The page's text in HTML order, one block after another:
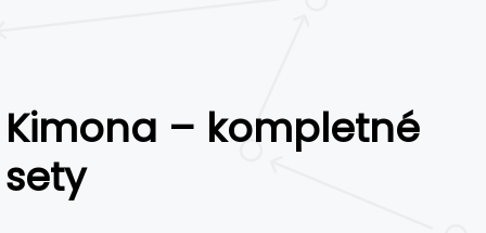
Kimona – kompletné
sety